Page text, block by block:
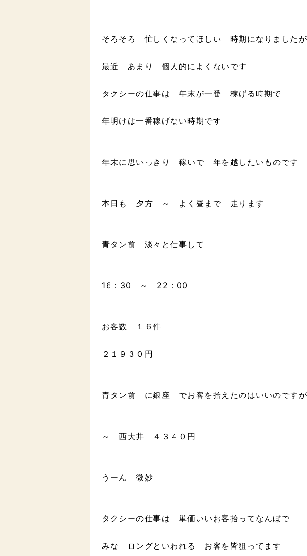
そろそろ 忙しくなってほしい 時期になりましたが
最近 あまり 個人的によくないです
タクシーの仕事は 年末が一番 稼げる時期で
年明けは一番稼げない時期です
年末に思いっきり 稼いで 年を越したいものです
本日も 夕方 ～ よく昼まで 走ります
青タン前 淡々と仕事して
16：30 ～ 22：00
お客数 １６件
２１９３０円
青タン前 に銀座 でお客を拾えたのはいいのですが
～ 西大井 ４３４０円
うーん 微妙
タクシーの仕事は 単価いいお客拾ってなんぼで
みな ロングといわれる お客を皆狙ってます